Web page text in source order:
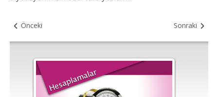
Önceki Sonraki